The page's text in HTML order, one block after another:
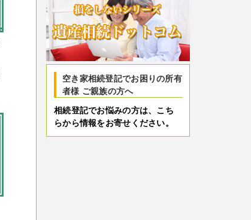
空き家相続登記でお困りの所有
者様 ご親族の方へ
相続登記でお悩みの方は、こち
らから情報をお寄せください。